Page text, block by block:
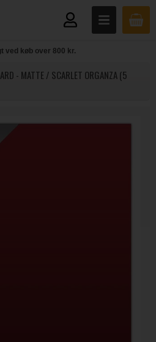
ved køb over 800 kr.
- MATTE / SCARLET ORGANZA (5